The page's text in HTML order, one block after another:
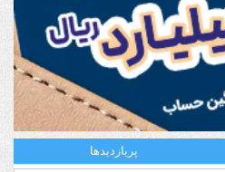
پربازدیدها